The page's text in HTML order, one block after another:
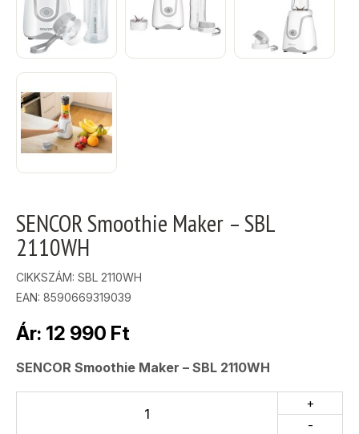
SENCOR Smoothie Maker – SBL
2110WH
CIKKSZÁM: SBL 2110WH
EAN: 8590669319039
Ár: 12 990 Ft
SENCOR Smoothie Maker – SBL 2110WH
-
+